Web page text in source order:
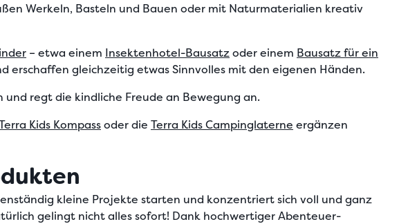
Werkeln, Basteln und Bauen oder mit Naturmaterialien kreativ
– etwa einem Insektenhotel-Bausatzoder einem Bausatz für ein
erschaffen gleichzeitig etwas Sinnvolles mit den eigenen Händen.
regt die kindliche Freude an Bewegung an.
Kids Kompassoder die Terra Kids Campinglaterne ergänzen
kleine Projekte starten und konzentriert sich voll und ganz
gelingt nicht alles sofort! Dank hochwertigerAbenteuer-